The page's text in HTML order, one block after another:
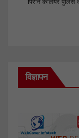
पिरान कलियर पुलिस
विज्ञापन